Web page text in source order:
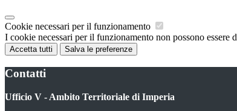
Cookie necessari per il funzionamento
I cookie necessari per il funzionamento non possono
Accetta tutti Salva le preferenze
Contatti
Ufficio V - Ambito Territoriale di Imperia